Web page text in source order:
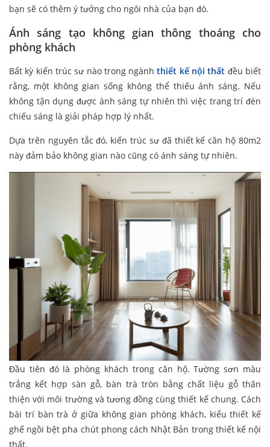
bạn sẽ có thêm ý tưởng cho ngôi nhà của bạn đó.
Ánh sáng tạo không gian thông thoáng cho
phòng khách
Bất kỳ kiến trúc sư nào trong ngànhthiết kế nội thất đều biết
rằng, một không gian sống không thể thiếu ánh sáng. Nếu
không tận dụng được ánh sáng tự nhiên thì việc trang trí đèn
chiếu sáng là giải pháp hợp lý nhất.
Dựa trên nguyên tắc đó, kiến trúc sư đã thiết kế căn hộ 80m2
này đảm bảo không gian nào cũng có ánh sáng tự nhiên.
Đầu tiên đó là phòng khách trong căn hộ. Tường sơn màu
trắng kết hợp sàn gỗ, bàn trà tròn bằng chất liệu gỗ thân
thiện với môi trường và tương đồng cùng thiết kế chung. Cách
bài trí bàn trà ở giữa không gian phòng khách, kiểu thiết kế
ghế ngồi bệt pha chút phong cách Nhật Bản trong thiết kế nội
thất.